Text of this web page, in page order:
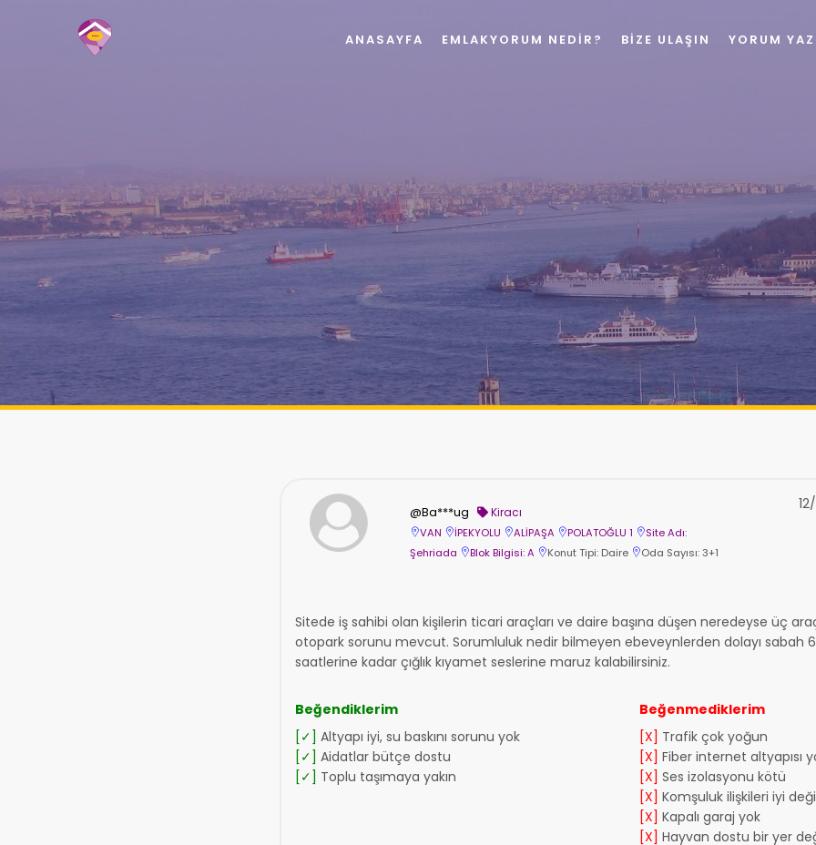
@Ba***ug Kiracı
VAN İPEKYOLU ALİPAŞA POLATOĞLU 1
Site Adı:
Şehriada
Blok Bilgisi: A Konut Tipi: Daire Oda Sayısı: 3+1
Sitede iş sahibi olan kişilerin ticari araçları ve daire başına düşen neredeyse üç
otopark sorunu mevcut. Sorumluluk nedir bilmeyen ebeveynlerden dolayı sabah
saatlerine kadar çığlık kıyamet seslerine maruz kalabilirsiniz.
Beğendiklerim
[✓] Altyapı iyi, su baskını sorunu yok
[✓] Aidatlar bütçe dostu
[✓] Toplu taşımaya yakın
Beğenmediklerim
[X] Trafik çok yoğun
[X] Fiber internet altyapısı
[X] Ses izolasyonu kötü
[X] Komşuluk ilişkileri iyi
[X] Kapalı garaj yok
[X] Hayvan dostu bir yer
ANASAYFA EMLAKYORUM NEDIR? BIZE ULAŞIN YORUM YAZ